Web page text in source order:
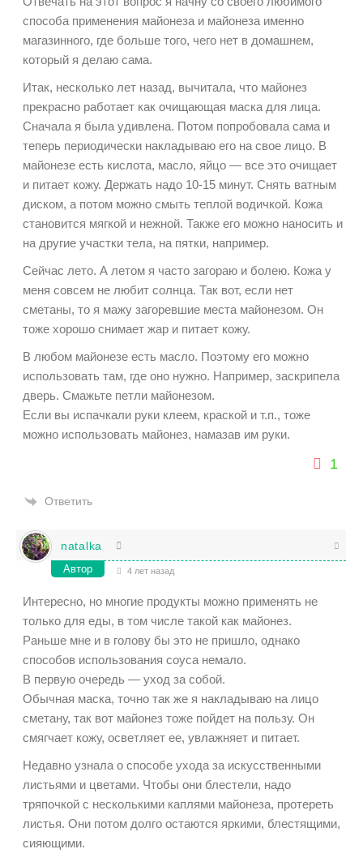
способа применения майонеза и майонеза именно
магазинного, где больше того, чего нет в домашнем,
который я делаю сама.
Итак, несколько лет назад, вычитала, что майонез
прекрасно работает как очищающая маска для лица.
Сначала я была удивлена. Потом попробовала сама и
теперь периодически накладываю его на свое лицо. В
майонезе есть кислота, масло, яйцо — все это очищает
и питает кожу. Держать надо 10-15 минут. Снять ватным
диском, а потом можно смыть теплой водичкой. Кожа
становится мягкой и нежной. Также его можно наносить и
на другие участки тела, на пятки, например.
Сейчас лето. А летом я часто загораю и болею. Кожа у
меня совсем не любит солнца. Так вот, если нет
сметаны, то я мажу загоревшие места майонезом. Он
тоже хорошо снимает жар и питает кожу.
В любом майонезе есть масло. Поэтому его можно
использовать там, где оно нужно. Например, заскрипела
дверь. Смажьте петли майонезом.
Если вы испачкали руки клеем, краской и т.п., тоже
можно использовать майонез, намазав им руки.
1
Ответить
natalka
Автор 4 лет назад
Интересно, но многие продукты можно применять не
только для еды, в том числе такой как майонез.
Раньше мне и в голову бы это не пришло, однако
способов использования соуса немало.
В первую очередь — уход за собой.
Обычная маска, точно так же я накладываю на лицо
сметану, так вот майонез тоже пойдет на пользу. Он
смягчает кожу, осветляет ее, увлажняет и питает.
Недавно узнала о способе ухода за искусственными
листьями и цветами. Чтобы они блестели, надо
тряпочкой с несколькими каплями майонеза, протереть
листья. Они потом долго остаются яркими, блестящими,
сияющими.